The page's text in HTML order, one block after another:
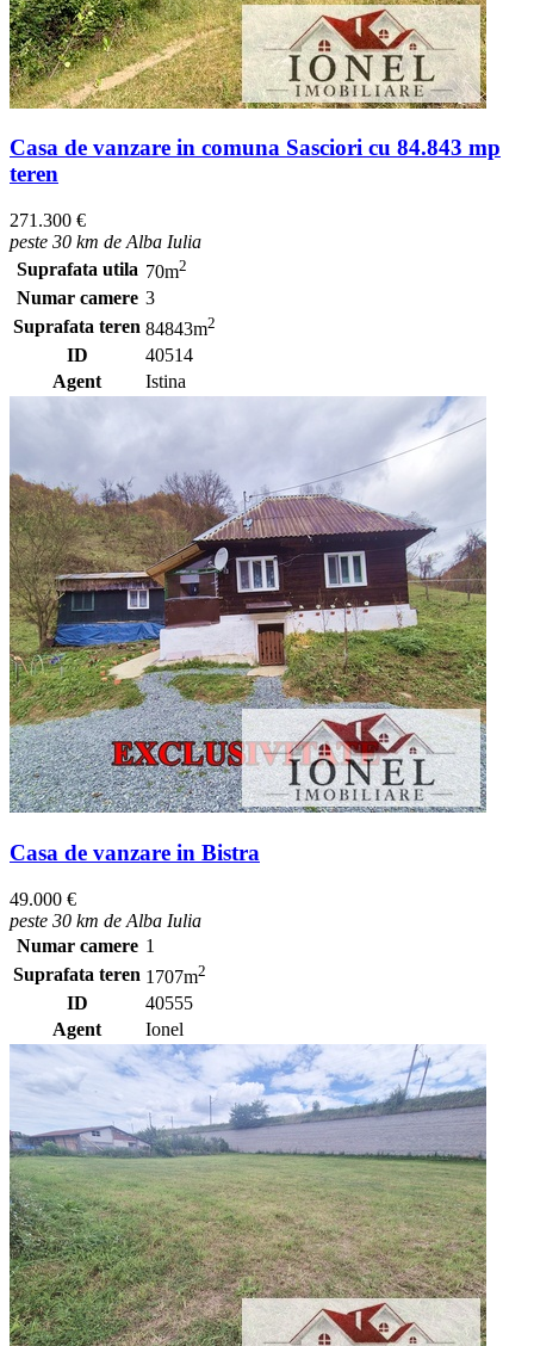
Casa de vanzare in comuna Sasciori cu 84.843 mp
teren
271.300 €
peste 30 km de Alba Iulia
Suprafata utila 70m2
Numar camere 3
Suprafata teren 84843m2
ID
40514
Agent
Istina
Casa de vanzare in Bistra
49.000 €
peste 30 km de Alba Iulia
Numar camere 1
Suprafata teren 1707m2
ID
40555
Agent
Ionel